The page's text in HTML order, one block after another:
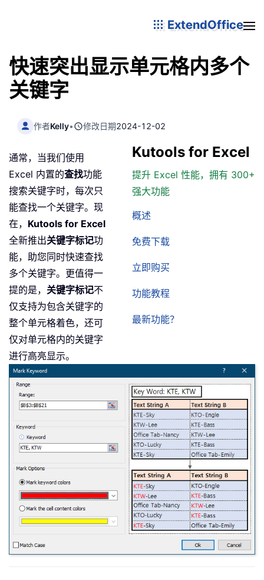
ExtendOffice
快速突出显示单元格内多个
关键字
作者Kelly• 修改日期2024-12-02
Kutools for Excel
提升 Excel 性能，拥有 300+
强大功能
概述
免费下载
立即购买
功能教程
最新功能？
通常，当我们使用
Excel 内置的查找功能
搜索关键字时，每次只
能查找一个关键字。现
在， Kutools for Excel
全新推出关键字标记功
能，助您同时快速查找
多个关键字。更值得一
提的是， 关键字标记不
仅支持为包含关键字的
整个单元格着色，还可
仅对单元格内的关键字
进行高亮显示。